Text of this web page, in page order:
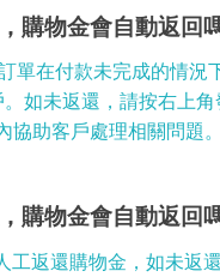
購物金會自動返回
單在付款未完成的情況
如未返還，請按右上角
協助客戶處理相關問題。
購物金會自動返回
工返還購物金，如未返